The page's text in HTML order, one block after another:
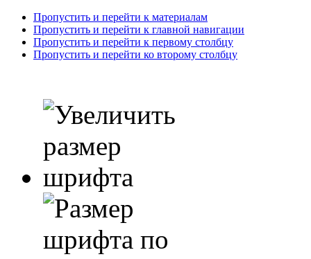
Пропустить и перейти к материалам
Пропустить и перейти к главной навигации
Пропустить и перейти к первому столбцу
Пропустить и перейти ко второму столбцу